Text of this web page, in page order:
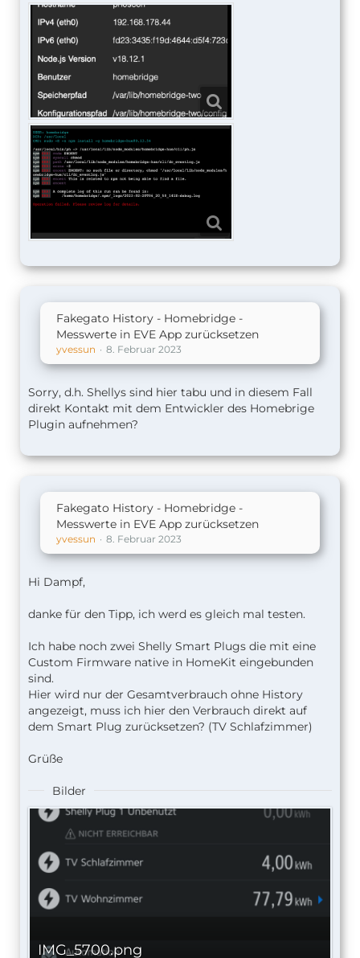
Fakegato History - Homebridge -
Messwerte in EVE App zurücksetzen
yvessun 8. Februar 2023
Sorry, d.h. Shellys sind hier tabu und in diesem Fall
direkt Kontakt mit dem Entwickler des Homebrige
Plugin aufnehmen?
Fakegato History - Homebridge -
Messwerte in EVE App zurücksetzen
yvessun 8. Februar 2023
Hi Dampf,
danke für den Tipp, ich werd es gleich mal testen.
Ich habe noch zwei Shelly Smart Plugs die mit eine
Custom Firmware native in HomeKit eingebunden
sind.
Hier wird nur der Gesamtverbrauch ohne History
angezeigt, muss ich hier den Verbrauch direkt auf
dem Smart Plug zurücksetzen? (TV Schlafzimmer)
Grüße
Bilder
IMG_5700.png